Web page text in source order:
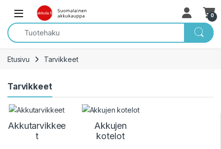
Skip to navigation
Skip to content
Open 0
Etusivu Tarvikkeet
Tarvikkeet
Akkutarvikkee
t
Akkujen
kotelot